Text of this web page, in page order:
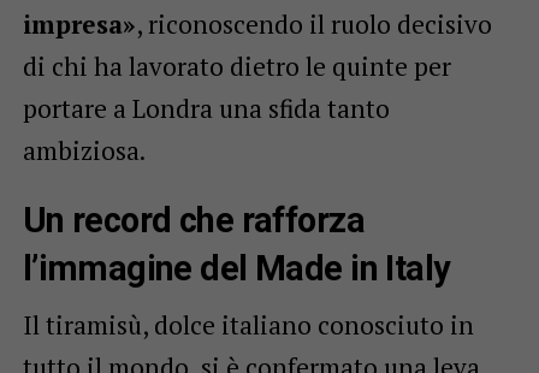
impresa», riconoscendo il ruolo decisivo
di chi ha lavorato dietro le quinte per
portare a Londra una sfida tanto
ambiziosa.
Un record che rafforza
l’immagine del Made in Italy
Il tiramisù, dolce italiano conosciuto in